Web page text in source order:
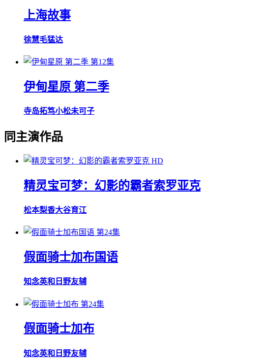
上海故事
徐慧毛猛达
第12集
伊甸星原 第二季
寺岛拓笃小松未可子
同主演作品
HD
精灵宝可梦：幻影的霸者索罗亚克
松本梨香大谷育江
第24集
假面骑士加布国语
知念英和 日野友辅
第24集
假面骑士加布
知念英和 日野友辅